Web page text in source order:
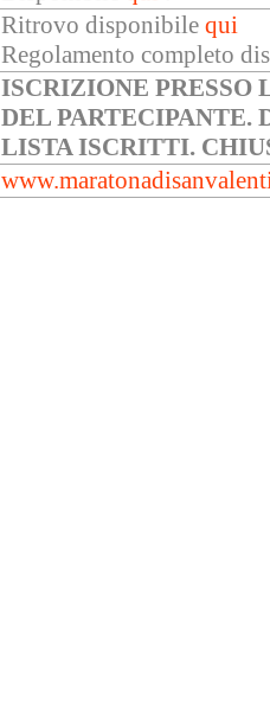
Ritrovo disponibile qui
Regolamento completo
ISCRIZIONE PRESSO
DEL PARTECIPANTE.
LISTA ISCRITTI.